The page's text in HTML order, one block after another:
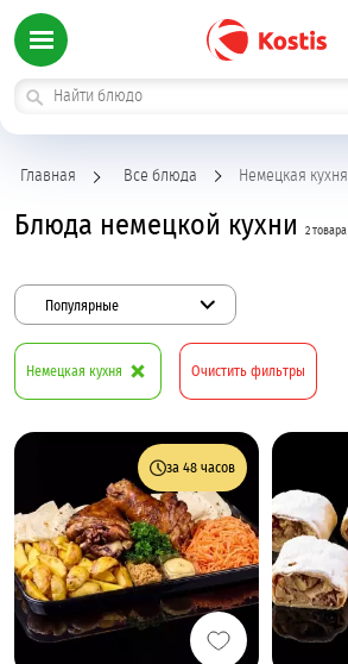
Главная Все блюда Немецкая кухня
Блюда немецкой кухни 2 товара
Немецкая кухня Очистить фильтры
Популярные
за 48 часов